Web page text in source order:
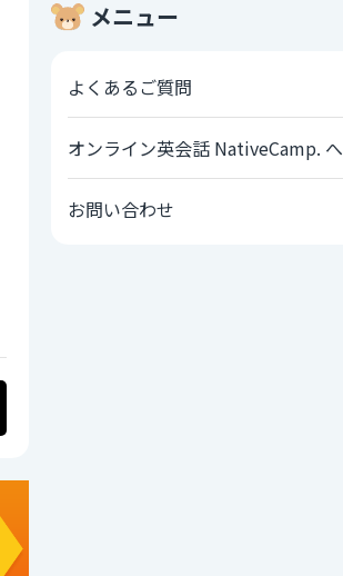
メニュー
よくあるご質問
オンライン英会話 NativeCamp. へ
お問い合わせ